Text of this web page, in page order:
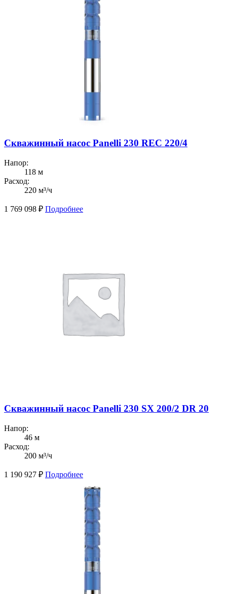
Скважинный насос Panelli 230 REC 220/4
Напор:
118 м
Расход:
220 м³/ч
1 769 098 ₽ Подробнее
Скважинный насос Panelli 230 SX 200/2 DR 20
Напор:
46 м
Расход:
200 м³/ч
1 190 927 ₽ Подробнее